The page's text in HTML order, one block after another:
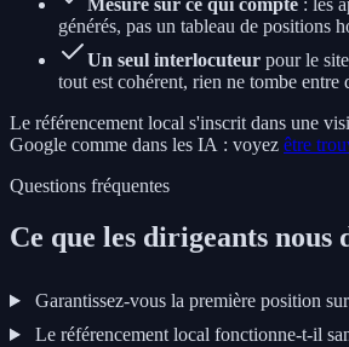
Mesuré sur ce qui compte : les
générés, pas un tableau de positions
Un seul interlocuteur pour le
tout est cohérent, rien ne tombe entre
Le référencement local s'inscrit dans une
Google comme dans les IA : voyez être
Questions fréquentes
Ce que les dirigeants nous
Garantissez-vous la première position
Le référencement local fonctionne-t-il